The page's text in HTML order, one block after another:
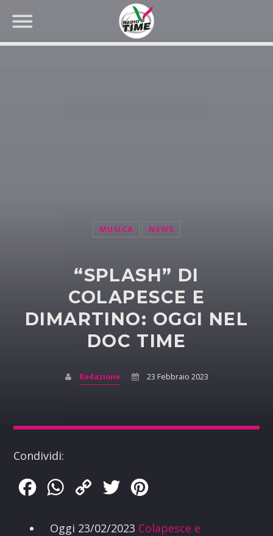
MUSICA NEWS
“SPLASH” DI
COLAPESCE E
DIMARTINO: OGGI NEL
DOC TIME
Redazione 23 Febbraio 2023
Condividi:
FacebookWhatsApp
Copy
Twitter
Oggi 23/02/2023 Colapesce e